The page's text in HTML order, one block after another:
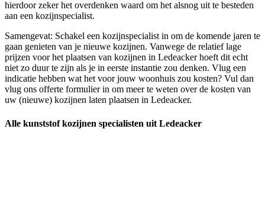
hierdoor zeker het overdenken waard om het alsnog uit te besteden
aan een kozijnspecialist.
Samengevat: Schakel een kozijnspecialist in om de komende jaren te
gaan genieten van je nieuwe kozijnen. Vanwege de relatief lage
prijzen voor het plaatsen van kozijnen in Ledeacker hoeft dit echt
niet zo duur te zijn als je in eerste instantie zou denken. Vlug een
indicatie hebben wat het voor jouw woonhuis zou kosten? Vul dan
vlug ons offerte formulier in om meer te weten over de kosten van
uw (nieuwe) kozijnen laten plaatsen in Ledeacker.
Alle kunststof kozijnen specialisten uit Ledeacker